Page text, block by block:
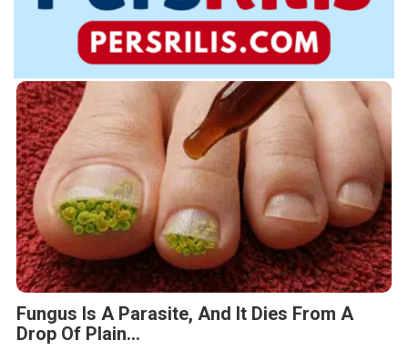
Fungus Is A Parasite, And It Dies From A
Drop Of Plain...